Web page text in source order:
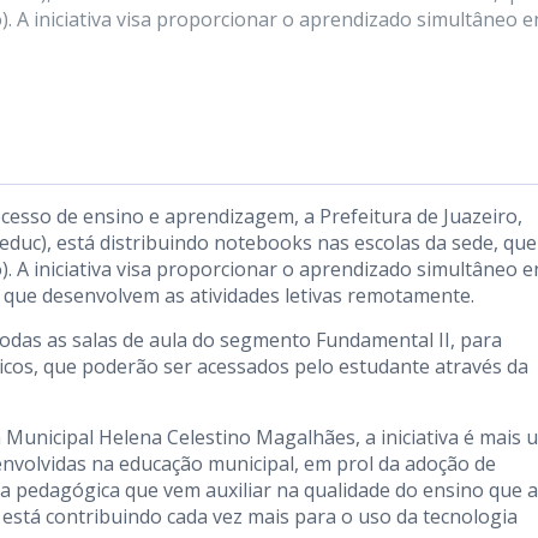
A iniciativa visa proporcionar o aprendizado simultâneo
de ensino e aprendizagem, a Prefeitura de Juazeiro,
está distribuindo notebooks nas escolas da sede, que
A iniciativa visa proporcionar o aprendizado simultâneo
desenvolvem as atividades letivas remotamente.
as salas de aula do segmento Fundamental II, para
que poderão ser acessados pelo estudante através da
Helena Celestino Magalhães, a iniciativa é mais
na educação municipal, em prol da adoção de
pedagógica que vem auxiliar na qualidade do ensino que a
contribuindo cada vez mais para o uso da tecnologia